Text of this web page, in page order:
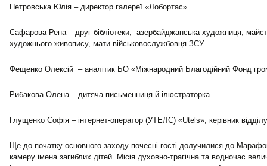
Петровська Юлія – директор галереї «Лобортас»
Сафарова Рена – друг бібліотеки, азербайджанська художниця,
художнього живопису, мати військовослужбовця ЗСУ
Фещенко Олексій – аналітик БО «Міжнародний Благодійний Фонд
Рибакова Олена – дитяча письменниця й ілюстраторка
Глущенко Софія – інтернет-оператор (УТЕЛС) «Utels», керівник
Ще до початку основного заходу почесні гості долучилися до
камеру імена загиблих дітей. Місія духовно-трагічна та водночас